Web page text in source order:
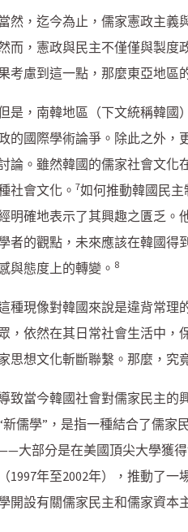
然，迄今為止，儒家憲政主義
而，憲政與民主不僅僅與製
考慮到這一點，那麼東亞地區
是，南韓地區（下文統稱韓國
的國際學術論爭。除此之外，
論。雖然韓國的儒家社會文化
社會文化。 7如何推動韓國民
明確地表示了其興趣之匱乏。
者的觀點，未來應該在韓國得
與態度上的轉變。 8
種現像對韓國來說是違背常理
，依然在其日常社會生活中，
思想文化斬斷聯繫。那麼，究
致當今韓國社會對儒家民主的
新儒學”，是指一種結合了儒家
大部分是在美國頂尖大學獲
（1997年至2002年），推動了
開設有關儒家民主和儒家資本